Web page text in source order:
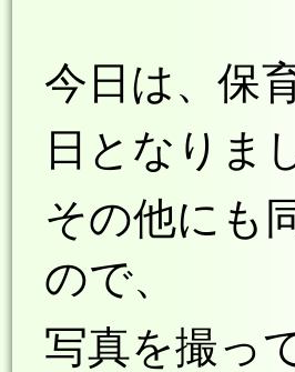
今日は、保
日となりま
その他にも
ので、
写真を撮っ